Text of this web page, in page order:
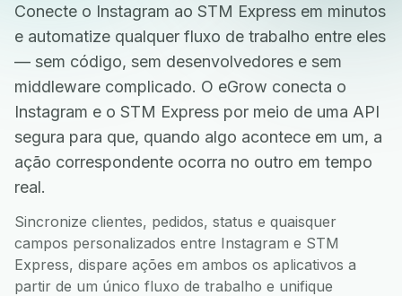
Conecte o Instagram ao STM Express em minutos
e automatize qualquer fluxo de trabalho entre eles
— sem código, sem desenvolvedores e sem
middleware complicado. O eGrow conecta o
Instagram e o STM Express por meio de uma API
segura para que, quando algo acontece em um, a
ação correspondente ocorra no outro em tempo
real.
Sincronize clientes, pedidos, status e quaisquer
campos personalizados entre Instagram e STM
Express, dispare ações em ambos os aplicativos a
partir de um único fluxo de trabalho e unifique